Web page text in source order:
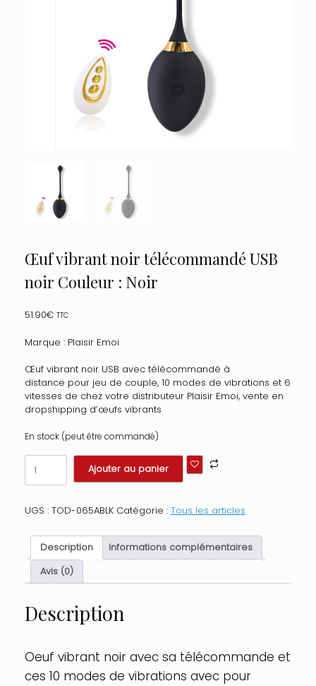
Œuf vibrant noir télécommandé USB
noir Couleur : Noir
51.90€ TTC
Marque : Plaisir Emoi
Œuf vibrant noir USB avec télécommandé à
distance pour jeu de couple, 10 modes de vibrations et 6
vitesses de chez votre distributeur Plaisir Emoi, vente en
dropshipping d’œufs vibrants
En stock (peut être commandé)
quantité
de
Œuf
noir
USB
noir
Couleur
:
Ajouter au panier
UGS : TOD-065ABLK Catégorie : Tous les articles
Description
Informations complémentaires
Avis (0)
Description
Oeuf vibrant noir avec sa télécommande et
ces 10 modes de vibrations avec pour